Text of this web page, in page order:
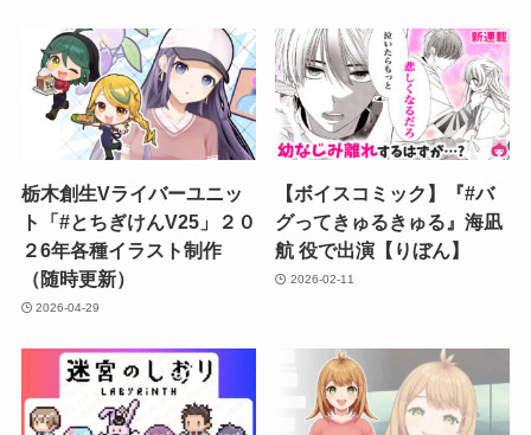
栃木創生Vライバーユニッ
ト「#とちぎけんV25」２０
２6年各種イラスト制作
（随時更新）
2026-04-29
【ボイスコミック】『#バ
グってきゅるきゅる』海凪
航 役で出演【りぼん】
2026-02-11